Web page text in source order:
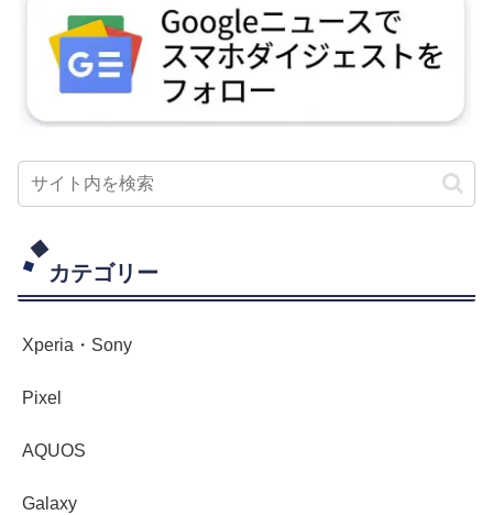
カテゴリー
Xperia・Sony
Pixel
AQUOS
Galaxy